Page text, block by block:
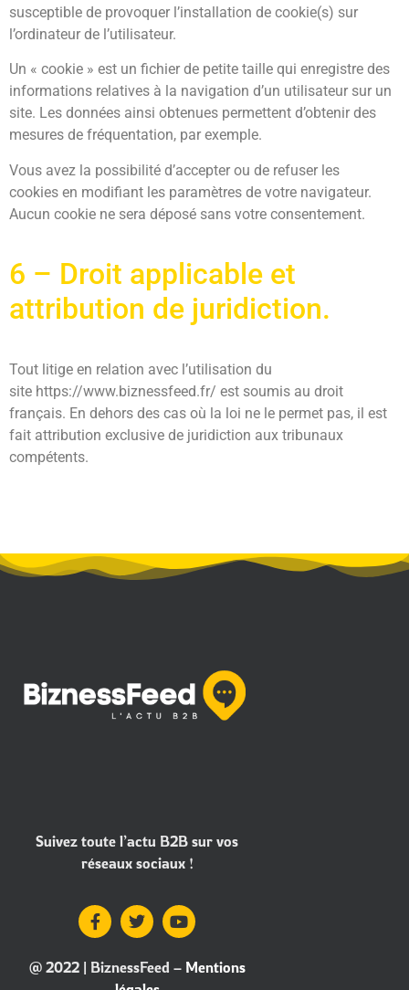
susceptible de provoquer l’installation de cookie(s) sur
l’ordinateur de l’utilisateur.
Un « cookie » est un fichier de petite taille qui enregistre des
informations relatives à la navigation d’un utilisateur sur un
site. Les données ainsi obtenues permettent d’obtenir des
mesures de fréquentation, par exemple.
Vous avez la possibilité d’accepter ou de refuser les
cookies en modifiant les paramètres de votre navigateur.
Aucun cookie ne sera déposé sans votre consentement.
6 – Droit applicable et
attribution de juridiction.
Tout litige en relation avec l’utilisation du
site https://www.biznessfeed.fr/ est soumis au droit
français. En dehors des cas où la loi ne le permet pas, il est
fait attribution exclusive de juridiction aux tribunaux
compétents.
Suivez toute l’actu B2B sur vos
réseaux sociaux !
@ 2022 | BiznessFeed – Mentions